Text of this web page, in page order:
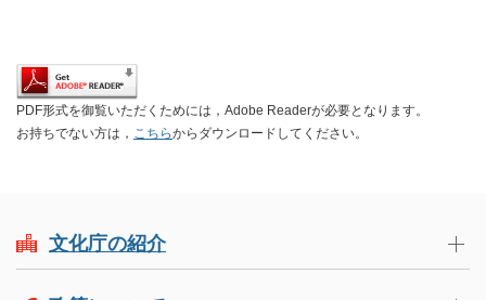
PDF形式を御覧いただくためには，Adobe Readerが必要となります。
お持ちでない方は， こちらからダウンロードしてください。
文化庁の紹介